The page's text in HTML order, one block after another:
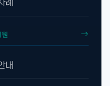
례
원
내